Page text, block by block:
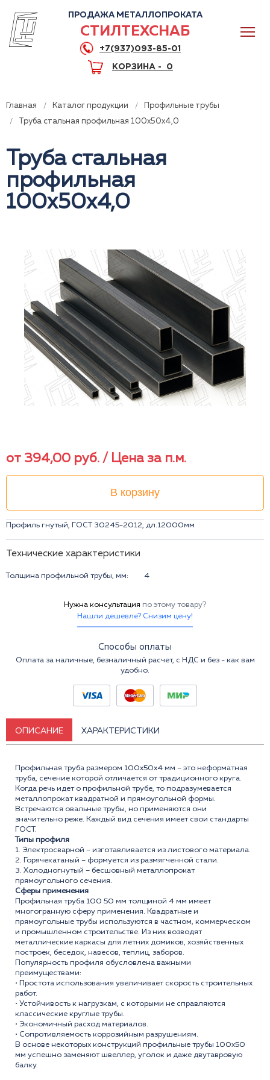
ПРОДАЖА МЕТАЛЛОПРОКАТА
СТИЛТЕХСНАБ
+7(937)093-85-01
КОРЗИНА - 0
Главная Каталог продукции
Профильные трубы
Труба стальная профильная 100x50x4,0
Труба стальная
профильная
100x50x4,0
от 394,00 руб. / Цена за п.м.
В корзину
Профиль гнутый, ГОСТ 30245-2012, дл.12000мм
Технические характеристики
Толщина профильной трубы, мм: 4
Нужна консультация по этому товару?
Нашли дешевле? Снизим цену!
Способы оплаты
Оплата за наличные, безналичный расчет, с НДС и без - как вам
удобно.
ОПИСАНИЕ ХАРАКТЕРИСТИКИ
Профильная труба размером 100x50x4 мм – это неформатная
труба, сечение которой отличается от традиционного круга.
Когда речь идет о профильной трубе, то подразумевается
металлопрокат квадратной и прямоугольной формы.
Встречаются овальные трубы, но применяются они
значительно реже. Каждый вид сечения имеет свои стандарты
ГОСТ.
Типы профиля
1. Электросварной – изготавливается из листового материала.
2. Горячекатаный – формуется из размягченной стали.
3. Холодногнутый – бесшовный металлопрокат
прямоугольного сечения.
Сферы применения
Профильная труба 100 50 мм толщиной 4 мм имеет
многогранную сферу применения. Квадратные и
прямоугольные трубы используются в частном, коммерческом
и промышленном строительстве. Из них возводят
металлические каркасы для летних домиков, хозяйственных
построек, беседок, навесов, теплиц, заборов.
Популярность профиля обусловлена важными
преимуществами:
• Простота использования увеличивает скорость строительных
работ.
• Устойчивость к нагрузкам, с которыми не справляются
классические круглые трубы.
• Экономичный расход материалов.
• Сопротивляемость коррозийным разрушениям.
В основе некоторых конструкций профильные трубы 100x50
мм успешно заменяют швеллер, уголок и даже двутавровую
балку.